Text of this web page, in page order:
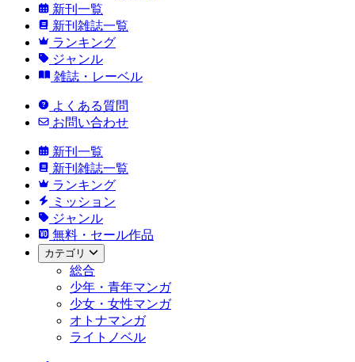
新刊一覧
新刊雑誌一覧
ランキング
ジャンル
雑誌・レーベル
よくある質問
お問い合わせ
新刊一覧
新刊雑誌一覧
ランキング
ミッション
ジャンル
無料・セール作品
カテゴリ
総合
少年・青年マンガ
少女・女性マンガ
オトナマンガ
ライトノベル